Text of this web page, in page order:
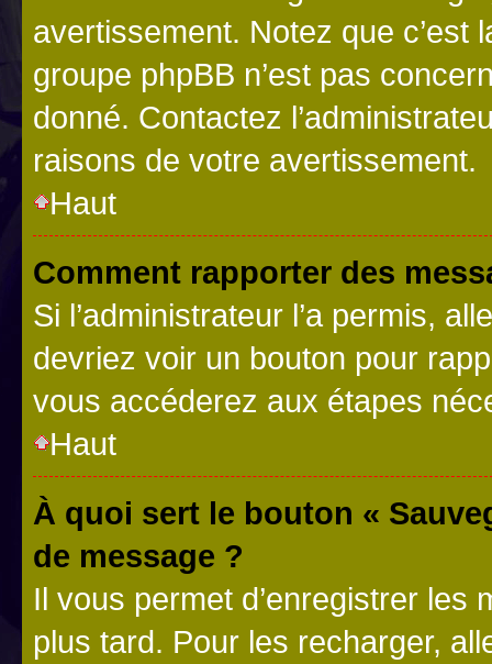
avertissement. Notez que c’est
groupe phpBB n’est pas
donné. Contactez
raisons de votre avertissement.
Haut
Comment rapporter des
Si l’administrateur l’a permis,
devriez voir un bouton pour
vous accéderez aux étapes
Haut
À quoi sert le bouton «
de message ?
Il vous permet d’enregistrer
plus tard. Pour les recharger,